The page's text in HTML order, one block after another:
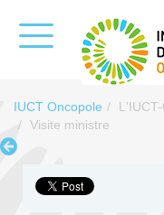
IUCT Oncopole
Visite ministre